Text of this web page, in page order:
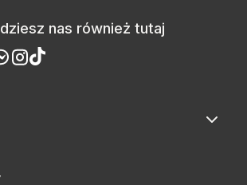
nas również tutaj